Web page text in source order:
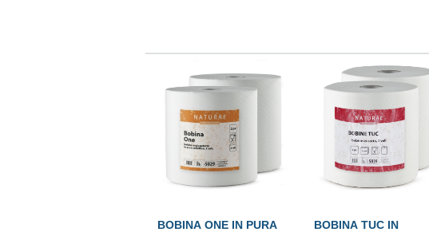
BOBINA ONE IN PURA
BOBINA TUC IN